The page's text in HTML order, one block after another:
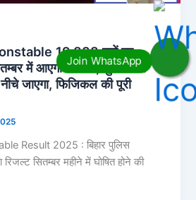
19,838 पदों पर
में आएगा रिजल्ट, युवाओं को
जाएगा, फिजिकल की पूरी
Result 2025 : बिहार पुलिस
सितम्बर महीने में घोषित होने की